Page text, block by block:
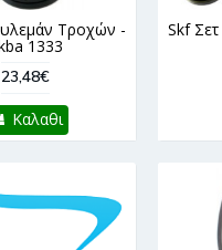
Τροχών -
1333
23,48€
Καλαθι
Skf